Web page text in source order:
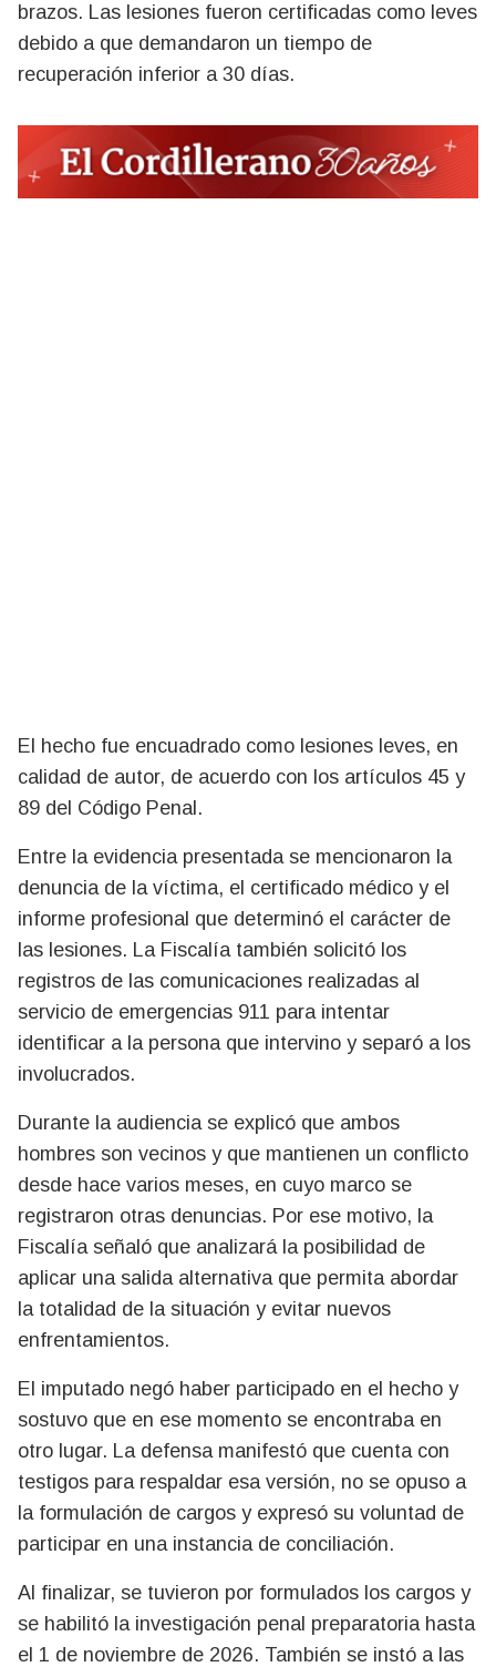
brazos. Las lesiones fueron certificadas como leves
debido a que demandaron un tiempo de
recuperación inferior a 30 días.
El hecho fue encuadrado como lesiones leves, en
calidad de autor, de acuerdo con los artículos 45 y
89 del Código Penal.
Entre la evidencia presentada se mencionaron la
denuncia de la víctima, el certificado médico y el
informe profesional que determinó el carácter de
las lesiones. La Fiscalía también solicitó los
registros de las comunicaciones realizadas al
servicio de emergencias 911 para intentar
identificar a la persona que intervino y separó a los
involucrados.
Durante la audiencia se explicó que ambos
hombres son vecinos y que mantienen un conflicto
desde hace varios meses, en cuyo marco se
registraron otras denuncias. Por ese motivo, la
Fiscalía señaló que analizará la posibilidad de
aplicar una salida alternativa que permita abordar
la totalidad de la situación y evitar nuevos
enfrentamientos.
El imputado negó haber participado en el hecho y
sostuvo que en ese momento se encontraba en
otro lugar. La defensa manifestó que cuenta con
testigos para respaldar esa versión, no se opuso a
la formulación de cargos y expresó su voluntad de
participar en una instancia de conciliación.
Al finalizar, se tuvieron por formulados los cargos y
se habilitó la investigación penal preparatoria hasta
el 1 de noviembre de 2026. También se instó a las